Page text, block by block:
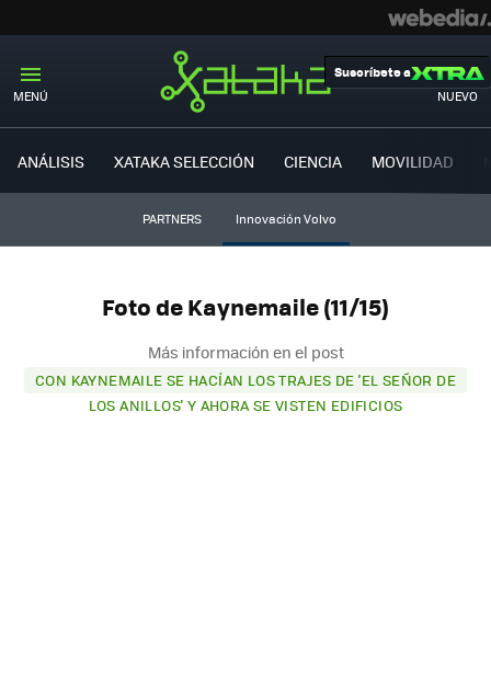
MENÚ NUEVO
Suscríbete a
ANÁLISIS XATAKA SELECCIÓN CIENCIA MOVILIDAD
PARTNERS Innovación Volvo
Foto de Kaynemaile (11/15)
Más información en el post
CON KAYNEMAILE SE HACÍAN LOS TRAJES DE 'EL SEÑOR DE
LOS ANILLOS' Y AHORA SE VISTEN EDIFICIOS